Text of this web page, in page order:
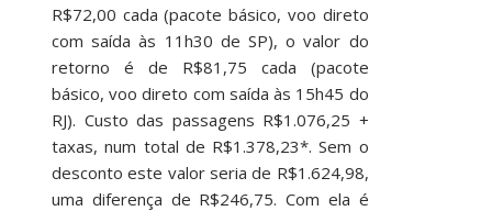
R$72,00 cada (pacote básico, voo direto
com saída às 11h30 de SP), o valor do
retorno é de R$81,75 cada (pacote
básico, voo direto com saída às 15h45 do
RJ). Custo das passagens R$1.076,25 +
taxas, num total de R$1.378,23*. Sem o
desconto este valor seria de R$1.624,98,
uma diferença de R$246,75. Com ela é